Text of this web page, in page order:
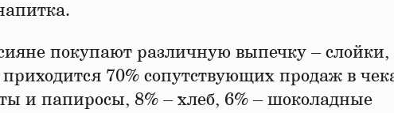
покупают различную выпечку – слойки,
70% сопутствующих продаж в
и папиросы, 8% – хлеб, 6% – шоколадные